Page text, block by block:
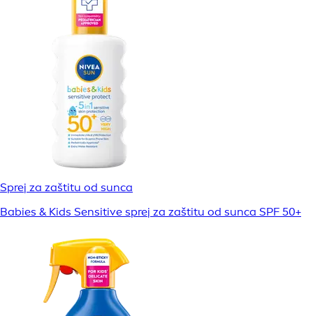
Sprej za zaštitu od sunca
Babies & Kids Sensitive sprej za zaštitu od sunca SPF 50+